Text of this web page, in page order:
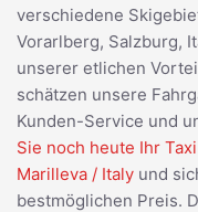
verschiedene
Vorarlberg, Salzburg,
unserer etlichen
schätzen unsere
Kunden-Service und
Sie noch heute Ihr
Marilleva / Italy und
bestmöglichen Preis.